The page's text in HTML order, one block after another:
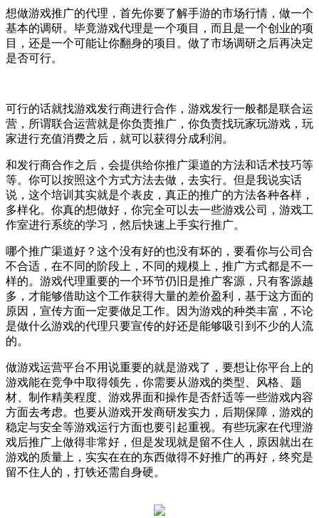
想做游戏推广的代理，首先你要了解手游的市场行情，做一个
基本的调研。毕竟游戏代理是一个项目，而且是一个创业的项
目，还是一个可能让你翻身的项目。做了市场调研之后再决定
是否可行。
可行的话就找游戏发行商进行合作，游戏发行一般都是联合运
营，所谓联合运营就是你负责推广，你负责找玩家玩游戏，玩
家进行充值消费之后，就可以获得分成利润。
和发行商合作之后，会提供给你推广渠道的方法和话术技巧等
等。你可以按照这个方式方法去做，去实行。但是我说实话
说，这个培训其实就是个表皮，真正的推广的方法各种各样，
多样化。你真的想做好，你完全可以去一些游戏公司，游戏工
作室进行系统的学习，然后快速上手实行推广。
哪个推广渠道好？这个没有好的也没有坏的，要看你与公司合
不合适，在不同的阶段上，不同的规模上，推广方式都是不一
样的。游戏代理重要的一个环节仍旧是推广客源，只有客源越
多，才能够借助这个工作获得大量的差价盈利，基于这方面的
原因，宣传方面一定要做足工作。因为游戏的种类丰富，不论
是做什么游戏的代理只要宣传的好还是能够吸引到不少的人流
的。
做游戏运营平台不用说重要的就是游戏了，要想让你平台上的
游戏能在竞争中取得领先，你需要从游戏的类型、风格、题
材、制作精美程度、游戏界面和操作是否舒适等一些游戏内容
方面去考虑。也要从游戏开发商研发实力，后期保障，游戏的
稳定与安全等游戏运行方面也要引起重视。有些玩家在代理游
戏后推广上做得非常好，但是发现就是留不住人，原因就出在
游戏的质量上，实实在在的东西做得不好推广的再好，终究是
留不住人的，打铁还需自身硬。